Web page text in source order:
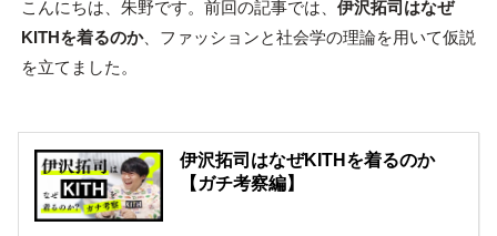
こんにちは、朱野です。前回の記事では、 伊沢拓司はなぜ
KITHを着るのか、ファッションと社会学の理論を用いて仮説
を立てました。
伊沢拓司はなぜKITHを着るのか
【ガチ考察編】